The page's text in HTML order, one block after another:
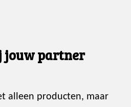
jouw partner
alleen producten, maar